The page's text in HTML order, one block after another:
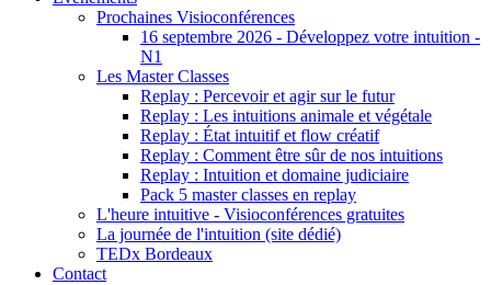
Prochaines Visioconférences
16 septembre 2026 - Développez votre intuition -
N1
Les Master Classes
Replay : Percevoir et agir sur le futur
Replay : Les intuitions animale et végétale
Replay : État intuitif et flow créatif
Replay : Comment être sûr de nos intuitions
Replay : Intuition et domaine judiciaire
Pack 5 master classes en replay
L'heure intuitive - Visioconférences gratuites
La journée de l'intuition (site dédié)
TEDx Bordeaux
Contact